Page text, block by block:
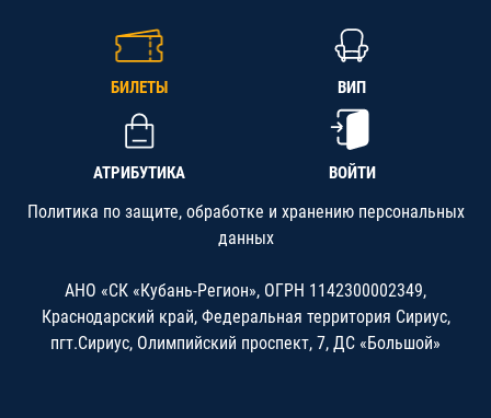
БИЛЕТЫ ВИП
АТРИБУТИКА ВОЙТИ
Политика по защите, обработке и хранению персональных
данных
АНО «СК «Кубань-Регион», ОГРН 1142300002349,
Краснодарский край, Федеральная территория Сириус,
пгт.Сириус, Олимпийский проспект, 7, ДС «Большой»